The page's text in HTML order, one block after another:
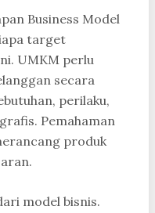
Business Model
target
UMKM perlu
secara
perilaku,
Pemahaman
produk
model bisnis.